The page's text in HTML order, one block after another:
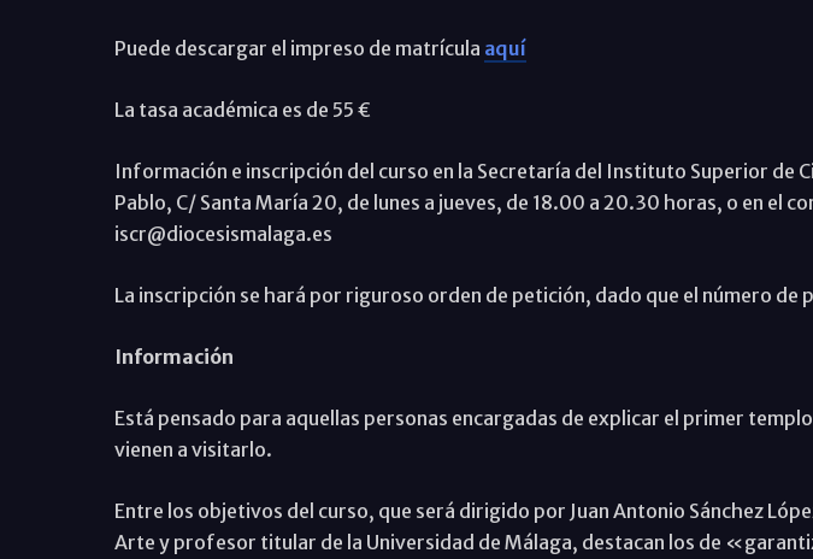
Puede descargar el impreso de matrícula aquí
La tasa académica es de 55 €
Información e inscripción del curso en la Secretaría del Instituto Superior de
Pablo, C/ Santa María 20, de lunes a jueves, de 18.00 a 20.30 horas, o en el
iscr@diocesismalaga.es
La inscripción se hará por riguroso orden de petición, dado que el número de
Información
Está pensado para aquellas personas encargadas de explicar el primer
vienen a visitarlo.
Entre los objetivos del curso, que será dirigido por Juan Antonio Sánchez
Arte y profesor titular de la Universidad de Málaga, destacan los de